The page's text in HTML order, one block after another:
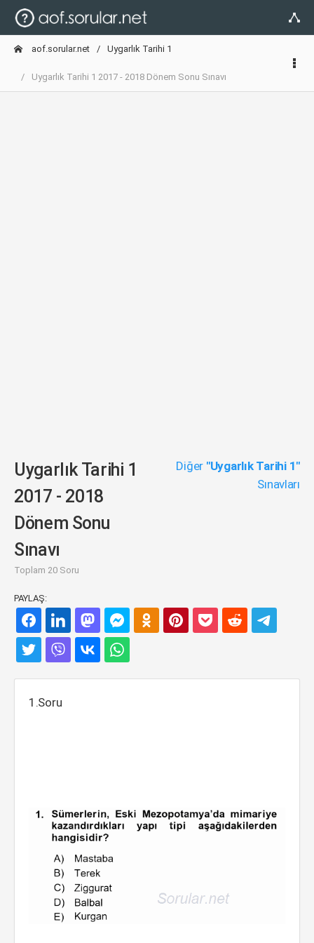
aof.sorular.net Uygarlık Tarihi 1
Uygarlık Tarihi 1 2017 - 2018 Dönem Sonu Sınavı
Uygarlık Tarihi 1
2017 - 2018
Dönem Sonu
Sınavı
Toplam 20 Soru
Diğer "Uygarlık Tarihi 1"
Sınavları
PAYLAŞ:
1.Soru